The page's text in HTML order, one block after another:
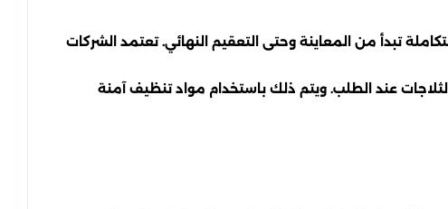
تبدأ من المعاينة وحتى التعقيم النهائي. تعتمد الشركات
عند الطلب. ويتم ذلك باستخدام مواد تنظيف آمنة